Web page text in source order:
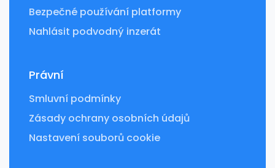
Bezpečné používání platformy
Nahlásit podvodný inzerát
Právní
Smluvní podmínky
Zásady ochrany osobních údajů
Nastavení souborů cookie